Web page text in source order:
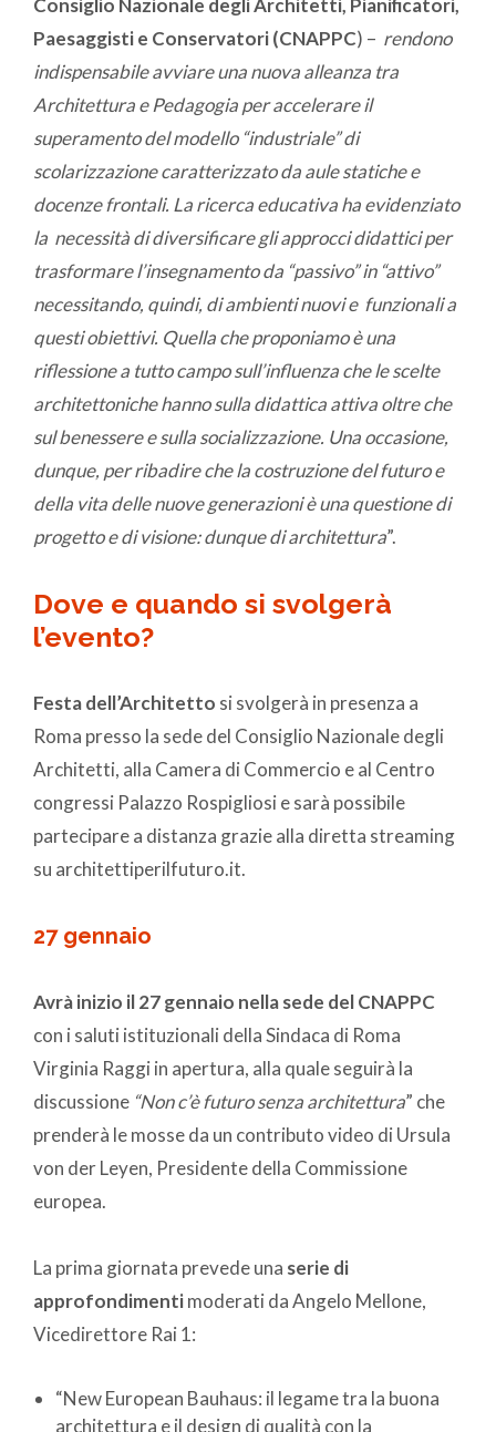
Consiglio Nazionale degli Architetti, Pianificatori,
Paesaggisti e Conservatori (CNAPPC) – rendono
indispensabile avviare una nuova alleanza tra
Architettura e Pedagogia per accelerare il
superamento del modello “industriale” di
scolarizzazione caratterizzato da aule statiche e
docenze frontali. La ricerca educativa ha evidenziato
la necessità di diversificare gli approcci didattici per
trasformare l’insegnamento da “passivo” in “attivo”
necessitando, quindi, di ambienti nuovi e funzionali a
questi obiettivi. Quella che proponiamo è una
riflessione a tutto campo sull’influenza che le scelte
architettoniche hanno sulla didattica attiva oltre che
sul benessere e sulla socializzazione. Una occasione,
dunque, per ribadire che la costruzione del futuro e
della vita delle nuove generazioni è una questione di
progetto e di visione: dunque di architettura”.
Dove e quando si svolgerà
l’evento?
Festa dell’Architetto si svolgerà in presenza a
Roma presso la sede del Consiglio Nazionale degli
Architetti, alla Camera di Commercio e al Centro
congressi Palazzo Rospigliosi e sarà possibile
partecipare a distanza grazie alla diretta streaming
su architettiperilfuturo.it.
27 gennaio
Avrà inizio il 27 gennaio nella sede del CNAPPC
con i saluti istituzionali della Sindaca di Roma
Virginia Raggi in apertura, alla quale seguirà la
discussione “Non c’è futuro senza architettura” che
prenderà le mosse da un contributo video di Ursula
von der Leyen, Presidente della Commissione
europea.
La prima giornata prevede una serie di
approfondimentimoderati da Angelo Mellone,
Vicedirettore Rai 1:
“New European Bauhaus: il legame tra la buona
architettura e il design di qualità con la